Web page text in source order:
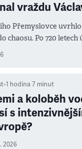
vraždu
chaosu. Po 720 letech
•1 hodina 7 minut
a koloběh
s
2026